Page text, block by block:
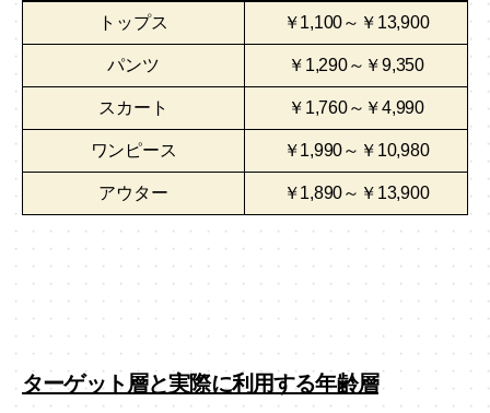
トップス ￥1,100～￥13,900
パンツ ￥1,290～￥9,350
スカート ￥1,760～￥4,990
ワンピース ￥1,990～￥10,980
アウター ￥1,890～￥13,900
ターゲット層と実際に利用する年齢層